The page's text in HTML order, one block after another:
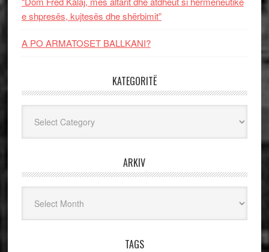
e shpresës, kujtesës dhe shërbimit”
A PO ARMATOSET BALLKANI?
KATEGORITË
ARKIV
TAGS